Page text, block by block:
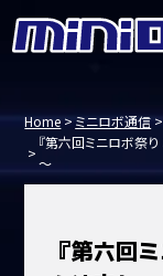
Home ミニロボ通信
『第六回ミニロボ祭
～
『第六回